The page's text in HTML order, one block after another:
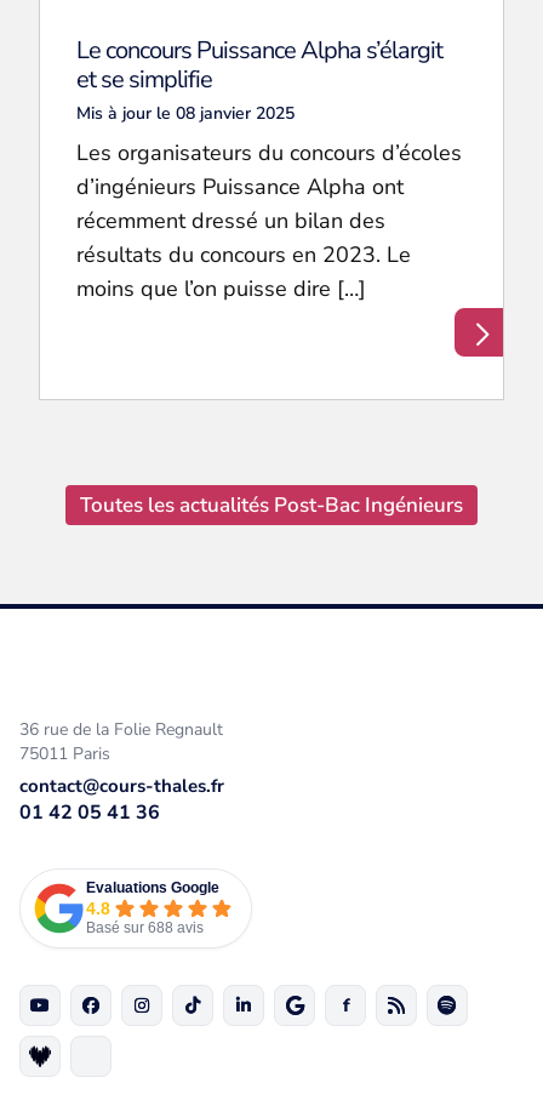
Le concours Puissance Alpha s’élargit
et se simplifie
Mis à jour le 08 janvier 2025
Les organisateurs du concours d’écoles
d’ingénieurs Puissance Alpha ont
récemment dressé un bilan des
résultats du concours en 2023. Le
moins que l’on puisse dire […]
Toutes les actualités Post-Bac Ingénieurs
36 rue de la Folie Regnault
75011 Paris
contact@cours-thales.fr
01 42 05 41 36
Evaluations Google
4.8
Basé sur 688 avis